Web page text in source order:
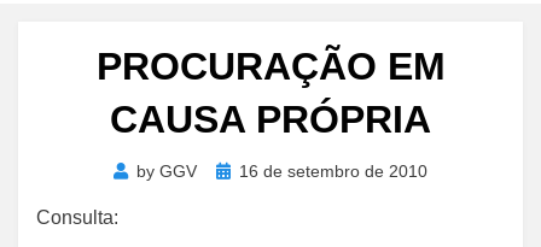
PROCURAÇÃO EM
CAUSA PRÓPRIA
by GGV
Posted16 de setembro de 2010
Consulta: